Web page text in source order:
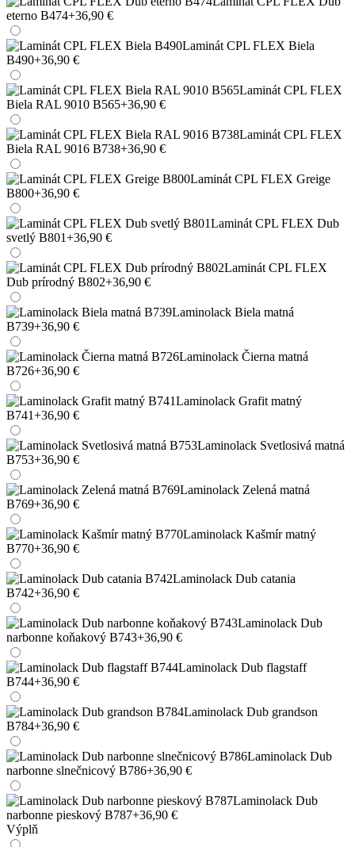
eterno B474+36,90 €
Laminát CPL FLEX Biela
B490+36,90 €
Laminát CPL FLEX
Biela RAL 9010 B565+36,90 €
Laminát CPL FLEX
Biela RAL 9016 B738+36,90 €
Laminát CPL FLEX Greige
B800+36,90 €
Laminát CPL FLEX Dub
svetlý B801+36,90 €
Laminát CPL FLEX
Dub prírodný B802+36,90 €
Laminolack Biela matná
B739+36,90 €
Laminolack Čierna matná
B726+36,90 €
Laminolack Grafit matný
B741+36,90 €
Laminolack Svetlosivá matná
B753+36,90 €
Laminolack Zelená matná
B769+36,90 €
Laminolack Kašmír matný
B770+36,90 €
Laminolack Dub catania
B742+36,90 €
Laminolack Dub
narbonne koňakový B743+36,90 €
Laminolack Dub flagstaff
B744+36,90 €
Laminolack Dub grandson
B784+36,90 €
Laminolack Dub
narbonne slnečnicový B786+36,90 €
Laminolack Dub
narbonne pieskový B787+36,90 €
Výplň